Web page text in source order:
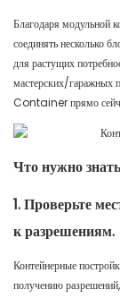
Благодаря модульной
соединять несколько
для растущих
мастерских/гаражных
Container прямо
Что нужно
1. Проверьте
к разрешениям.
Контейнерные
получению